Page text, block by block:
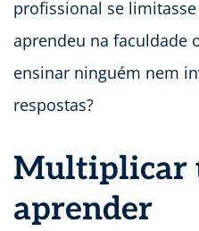
profissional se
aprendeu na faculdade
ensinar ninguém nem
respostas?
Multiplicar
aprender